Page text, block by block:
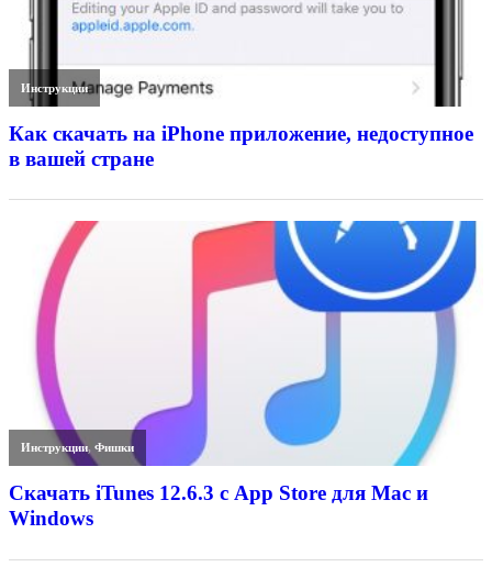
Инструкции
Как скачать на iPhone приложение, недоступное
в вашей стране
Инструкции,Фишки
Скачать iTunes 12.6.3 с App Store для Mac и
Windows